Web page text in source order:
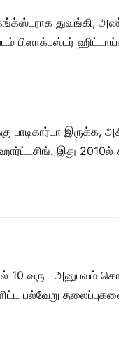
துவங்கி,
பிளாக்பஸ்டர்
பாடிகார்டா
இது 2010ல்
10 வருட அனுபவம்
பல்வேறு